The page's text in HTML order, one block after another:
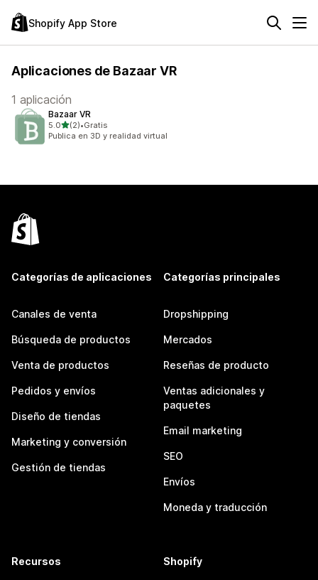
Shopify App Store
Aplicaciones de Bazaar VR
1 aplicación
Bazaar VR
5.0de 5 estrellas
(2)
2 reseñas en total
•Gratis
Publica en 3D y realidad virtual
Categorías de aplicaciones
Canales de venta
Búsqueda de productos
Venta de productos
Pedidos y envíos
Diseño de tiendas
Marketing y conversión
Gestión de tiendas
Categorías principales
Dropshipping
Mercados
Reseñas de producto
Ventas adicionales y
paquetes
Email marketing
SEO
Envíos
Moneda y traducción
Recursos Shopify